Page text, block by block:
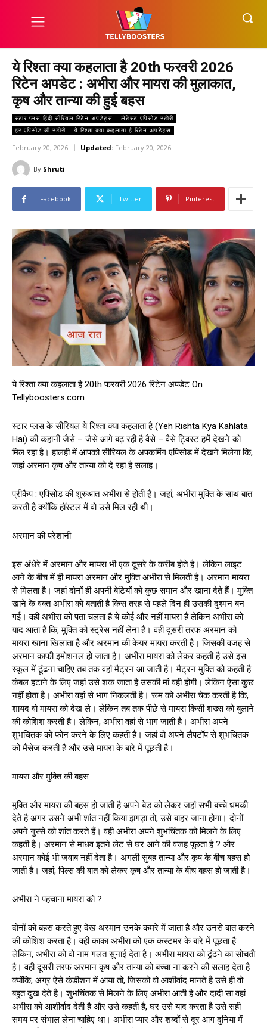
ये रिश्ता क्या कहलाता है 20th फरवरी 2026
रिटेन अपडेट : अभीरा और मायरा की मुलाकात,
कृष और तान्या की हुई बहस
स्टार प्लस हिंदी सीरियल रिटेन अपडेट्स – लेटेस्ट एपिसोड स्टोरी
हर एपिसोड की स्टोरी – ये रिश्ता क्या कहलाता है रिटेन अपडेट्स
February 20, 2026 Updated: February 20, 2026
By Shruti
Facebook Twitter Pinterest
ये रिश्ता क्या कहलाता है 20th फरवरी 2026 रिटेन अपडेट On
Tellyboosters.com
स्टार प्लस के सीरियल ये रिश्ता क्या कहलाता है (Yeh Rishta Kya Kahlata
Hai) की कहानी जैसे – जैसे आगे बढ़ रही है वैसे – वैसे ट्विस्ट हमें देखने को
मिल रहा है। हालही में आपको सीरियल के अपकमिंग एपिसोड में देखने मिलेगा कि,
जहां अरमान कृष और तान्या को दे रहा है सलाह।
प्रीकैप : एपिसोड की शुरुआत अभीरा से होती है। जहां, अभीरा मुक्ति के साथ बात
करती है क्योंकि हॉस्टल में वो उसे मिल रही थी।
अरमान की परेशानी
इस अंधेरे में अरमान और मायरा भी एक दूसरे के करीब होते है। लेकिन लाइट
आने के बीच में ही मायरा अरमान और मुक्ति अभीरा से मिलती है। अरमान मायरा
से मिलता है। जहां दोनों ही अपनी बेटियों को कुछ समान और खाना देते हैं। मुक्ति
खाने के वक्त अभीरा को बताती है किस तरह से पहले दिन ही उसकी दुश्मन बन
गई। वही अभीरा को पता चलता है ये कोई और नहीं मायरा है लेकिन अभीरा को
याद आता है कि, मुक्ति को स्ट्रेस नहीं लेना है। वही दूसरी तरफ अरमान को
मायरा खाना खिलाता है और अरमान की केयर मायरा करती है। जिसकी वजह से
अरमान काफी इमोशनल हो जाता है। अभीरा मायरा को लेकर कहती है उसे इस
स्कूल में ढूंढना चाहिए तब तक वहां मैट्रन आ जाती है। मैट्रन मुक्ति को कहती है
कंबल हटाने के लिए जहां उसे शक जाता है उसकी मां वही होगी। लेकिन ऐसा कुछ
नहीं होता है। अभीरा वहां से भाग निकलती है। रूम को अभीरा चेक करती है कि,
शायद वो मायरा को देख ले। लेकिन तब तक पीछे से मायरा किसी शख्स को बुलाने
की कोशिश करती है। लेकिन, अभीरा वहां से भाग जाती है। अभीरा अपने
शुभचिंतक को फोन करने के लिए कहती है। जहां वो अपने लैपटॉप से शुभचिंतक
को मैसेज करती है और उसे मायरा के बारे में पूछती है।
मायरा और मुक्ति की बहस
मुक्ति और मायरा की बहस हो जाती है अपने बेड को लेकर जहां सभी बच्चे धमकी
देते है अगर उसने अभी शांत नहीं किया झगड़ा तो, उसे बाहर जाना होगा। दोनों
अपने गुस्से को शांत करते हैं। वही अभीरा अपने शुभचिंतक को मिलने के लिए
कहती है। अरमान से माधव इतने लेट से घर आने की वजह पूछता है ? और
अरमान कोई भी जवाब नहीं देता है। अगली सुबह तान्या और कृष के बीच बहस हो
जाती है। जहां, पिल्स की बात को लेकर कृष और तान्या के बीच बहस हो जाती है।
अभीरा ने पहचाना मायरा को ?
दोनों को बहस करते हुए देख अरमान उनके कमरे में जाता है और उनसे बात करने
की कोशिश करता है। वही काका अभीरा को एक कस्टमर के बारे में पूछता है
लेकिन, अभीरा को वो नाम गलत सुनाई देता है। अभीरा मायरा को ढूंढने का सोचती
है। वही दूसरी तरफ अरमान कृष और तान्या को बच्चा ना करने की सलाह देता है
क्योंकि, अग्र ऐसे कंडीशन में आया तो, जिसको वो आशीर्वाद मानते है उसे ही वो
बहुत दुख देते है। शुभचिंतक से मिलने के लिए अभीरा आती है और दादी सा वहां
अभीरा को आशीर्वाद देती है और उसे कहती है, घर उसे याद करता है उसे सही
समय पर संभाल लेना चाहिए था। अभीरा प्यार और शब्दों से दूर आग दुनिया में